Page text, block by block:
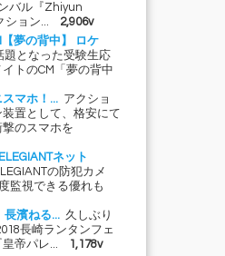
バル『Zhiyun
ション... 2,906v
【夢の背中】 ロケ
題となった受験生応
トのCM「夢の背中
マホ！... アクショ
置として、格安にて
のスマホを
ネット
の防犯カメ
監視できる優れも
長濱ねる... 久しぶり
長崎ランタンフェ
皇帝パレ...
1,178v